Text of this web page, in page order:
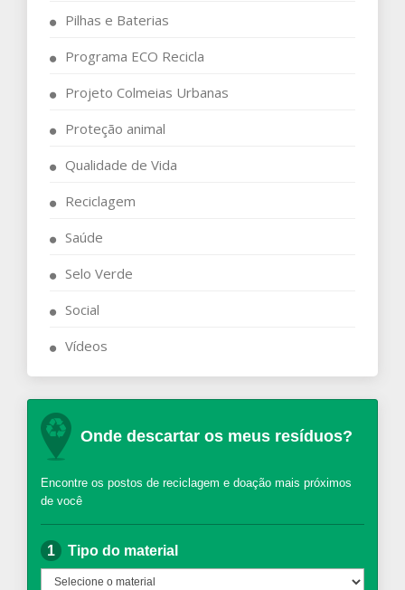
Pilhas e Baterias
Programa ECO Recicla
Projeto Colmeias Urbanas
Proteção animal
Qualidade de Vida
Reciclagem
Saúde
Selo Verde
Social
Vídeos